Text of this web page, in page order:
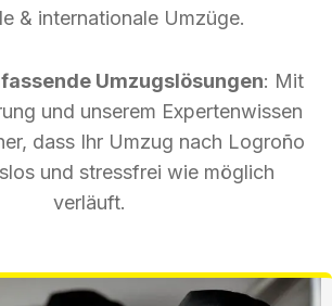
& internationale Umzüge.
Umzugslösungen: Mit
und unserem Expertenwissen
dass Ihr Umzug nach Logroño
und stressfrei wie möglich
verläuft.